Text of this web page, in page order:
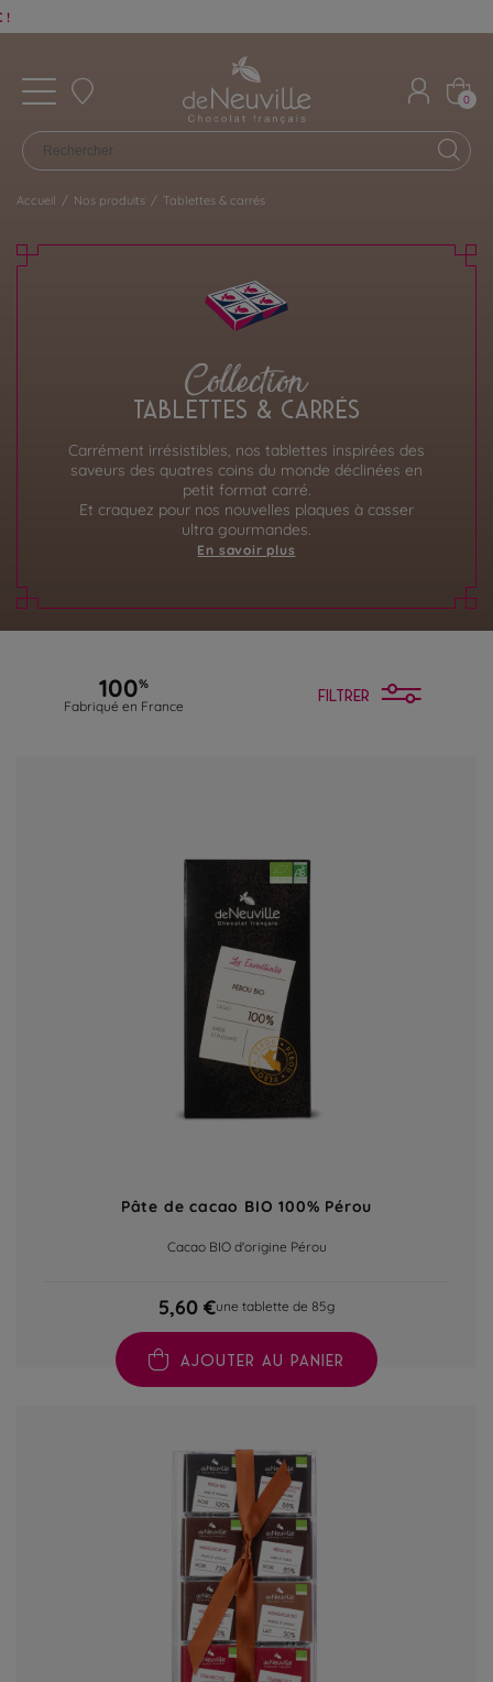
0
Accueil / Nos produits / Tablettes & carrés
Collection
TABLETTES & CARRÉS
Carrément irrésistibles, nos tablettes inspirées des
saveurs des quatres coins du monde déclinées en
petit format carré.
Et craquez pour nos nouvelles plaques à casser
ultra gourmandes.
En savoir plus
100%
Fabriqué en France
FILTRER
Pâte de cacao BIO 100% Pérou
Cacao BIO d'origine Pérou
5,60 €une tablette de 85g
AJOUTER AU PANIER